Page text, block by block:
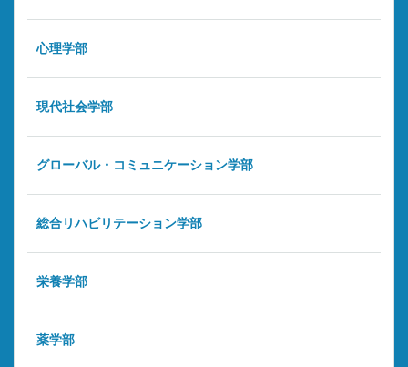
心理学部
現代社会学部
グローバル・コミュニケーション学部
総合リハビリテーション学部
栄養学部
薬学部